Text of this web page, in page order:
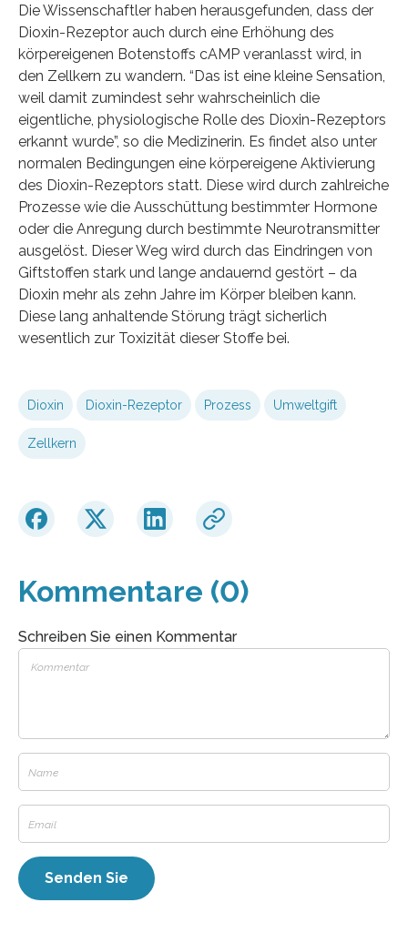
Die Wissenschaftler haben herausgefunden, dass der
Dioxin-Rezeptor auch durch eine Erhöhung des
körpereigenen Botenstoffs cAMP veranlasst wird, in
den Zellkern zu wandern. “Das ist eine kleine Sensation,
weil damit zumindest sehr wahrscheinlich die
eigentliche, physiologische Rolle des Dioxin-Rezeptors
erkannt wurde”, so die Medizinerin. Es findet also unter
normalen Bedingungen eine körpereigene Aktivierung
des Dioxin-Rezeptors statt. Diese wird durch zahlreiche
Prozesse wie die Ausschüttung bestimmter Hormone
oder die Anregung durch bestimmte Neurotransmitter
ausgelöst. Dieser Weg wird durch das Eindringen von
Giftstoffen stark und lange andauernd gestört – da
Dioxin mehr als zehn Jahre im Körper bleiben kann.
Diese lang anhaltende Störung trägt sicherlich
wesentlich zur Toxizität dieser Stoffe bei.
Dioxin Dioxin-Rezeptor Prozess Umweltgift
Zellkern
Kommentare (0)
Schreiben Sie einen Kommentar